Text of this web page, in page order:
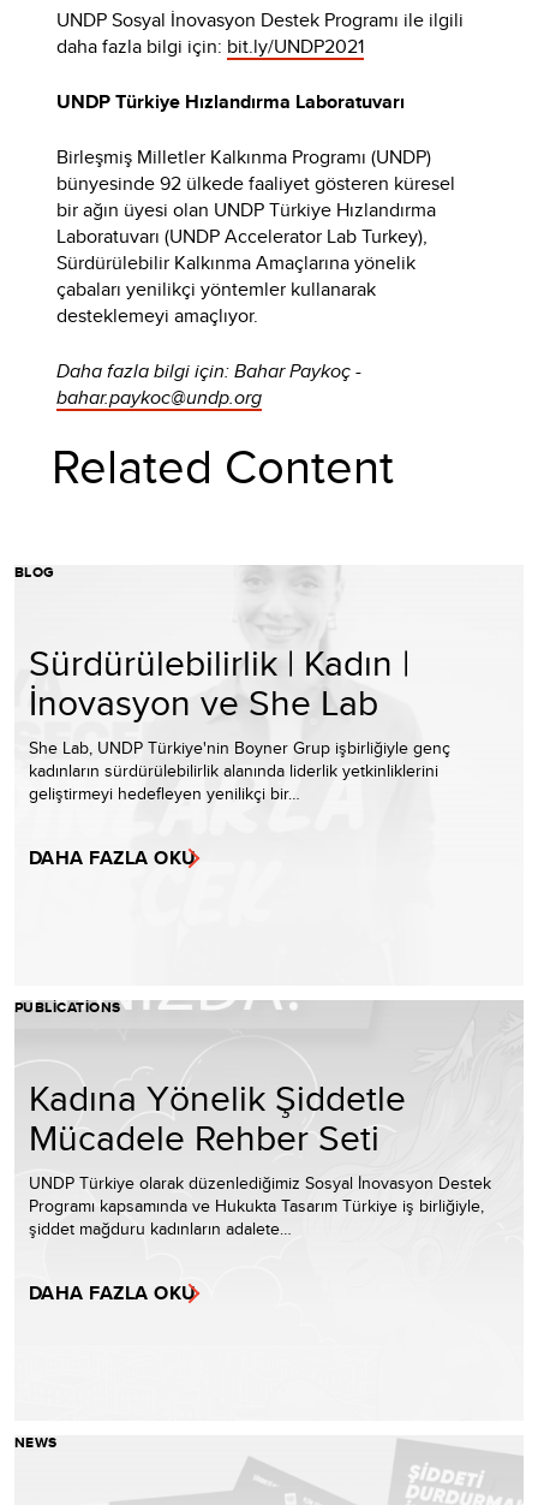
UNDP Sosyal İnovasyon Destek Programı ile ilgili
daha fazla bilgi için: bit.ly/UNDP2021
UNDP Türkiye Hızlandırma Laboratuvarı
Birleşmiş Milletler Kalkınma Programı (UNDP)
bünyesinde 92 ülkede faaliyet gösteren küresel
bir ağın üyesi olan UNDP Türkiye Hızlandırma
Laboratuvarı (UNDP Accelerator Lab Turkey),
Sürdürülebilir Kalkınma Amaçlarına yönelik
çabaları yenilikçi yöntemler kullanarak
desteklemeyi amaçlıyor.
Daha fazla bilgi için: Bahar Paykoç -
bahar.paykoc@undp.org
Related Content
BLOG
Sürdürülebilirlik | Kadın |
İnovasyon ve She Lab
She Lab, UNDP Türkiye'nin Boyner Grup işbirliğiyle genç
kadınların sürdürülebilirlik alanında liderlik yetkinliklerini
geliştirmeyi hedefleyen yenilikçi bir…
DAHA FAZLA OKU
PUBLICATIONS
Kadına Yönelik Şiddetle
Mücadele Rehber Seti
UNDP Türkiye olarak düzenlediğimiz Sosyal İnovasyon Destek
Programı kapsamında ve Hukukta Tasarım Türkiye iş birliğiyle,
şiddet mağduru kadınların adalete…
DAHA FAZLA OKU
NEWS